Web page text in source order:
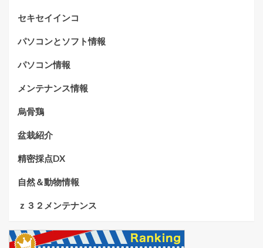
セキセイインコ
パソコンとソフト情報
パソコン情報
メンテナンス情報
烏骨鶏
盆栽紹介
精密採点DX
自然＆動物情報
ｚ３２メンテナンス